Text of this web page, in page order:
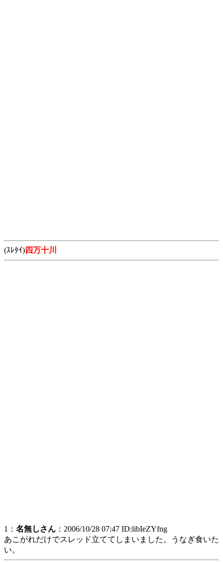
(ｽﾚﾀｲ)四万十川
1： 名無しさん ：2006/10/28 07:47 ID:libIeZYfng
あこがれだけでスレッド立ててしまいました。うなぎ食いた
い。